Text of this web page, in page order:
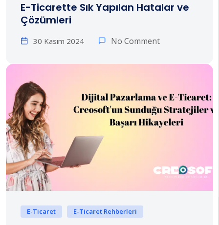
E-Ticarette Sık Yapılan Hatalar ve
Çözümleri
30 Kasım 2024 No Comment
E-Ticaret E-Ticaret Rehberleri